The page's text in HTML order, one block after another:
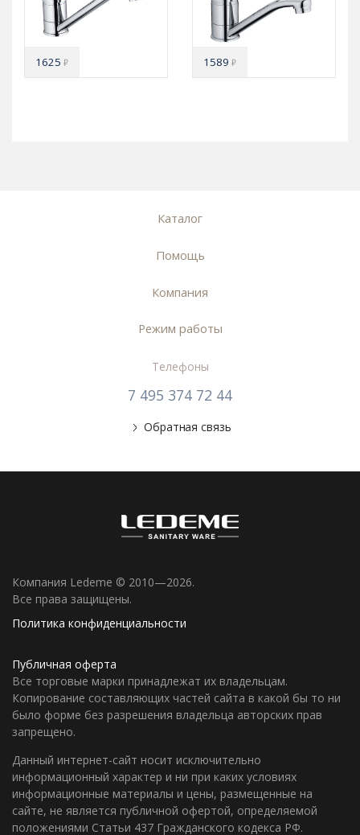
1625₽ 1589₽
Каталог
Помощь
Компания
Режим работы
Телефоны
7 495 374 72 44
Обратная связь
Компания Ledeme © 2010—2026.
Все права защищены.
Политика конфиденциальности
Публичная оферта
Все торговые марки принадлежат их владельцам.
Копирование составляющих частей сайта в какой бы то ни
было форме без разрешения владельца авторских прав
запрещено.
Данный интернет-сайт носит исключительно
информационный характер и ни при каких условиях
информационные материалы и цены, размещенные на
сайте, не является публичной офертой, определяемой
положениями Статьи 437 Гражданского кодекса РФ.